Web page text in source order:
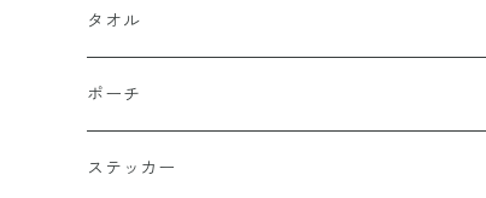
タオル
ポーチ
ステッカー